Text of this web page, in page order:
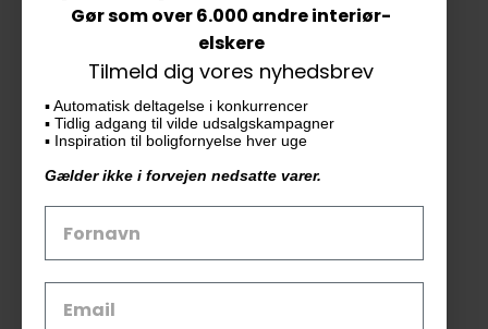
Vores butik
KAiKU ApS
Langdalsvej 46, bygning 7
8220 Brabrand
Tlf. 33 11 19 07
CVR-nr. 30715349
Gør som over 6.000 andre interiør-
elskere
Tilmeld dig vores nyhedsbrev
▪️ Automatisk deltagelse i konkurrencer
▪️ Tidlig adgang til vilde udsalgskampagner
▪️ Inspiration til boligfornyelse hver uge
Gælder ikke i forvejen nedsatte varer.